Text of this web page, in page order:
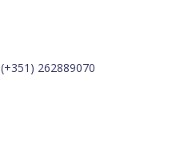
(+351) 262889070